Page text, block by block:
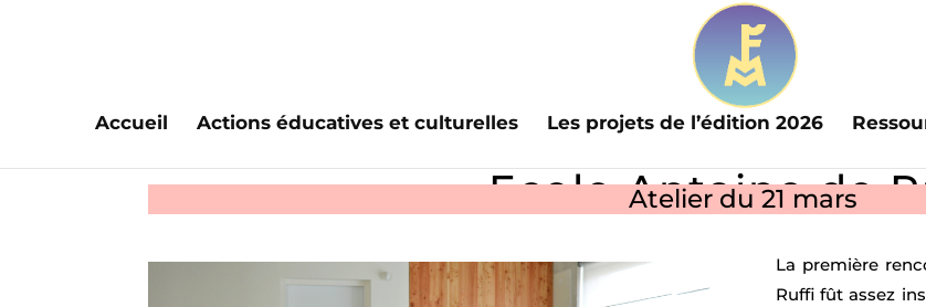
Accueil Actions éducatives et culturelles Les projets de l’édition 2026
Ecole Antoine de
Atelier du 21 mars
La première
Ruffi fût assez